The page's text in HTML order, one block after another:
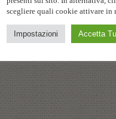
scegliere quali cookie attivare in
Impostazioni Accetta